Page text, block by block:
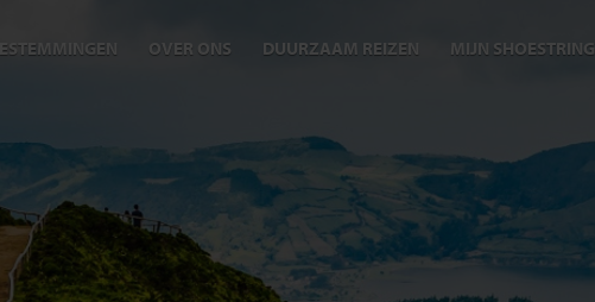
OVER ONS DUURZAAM REIZEN MIJN SHOESTRING